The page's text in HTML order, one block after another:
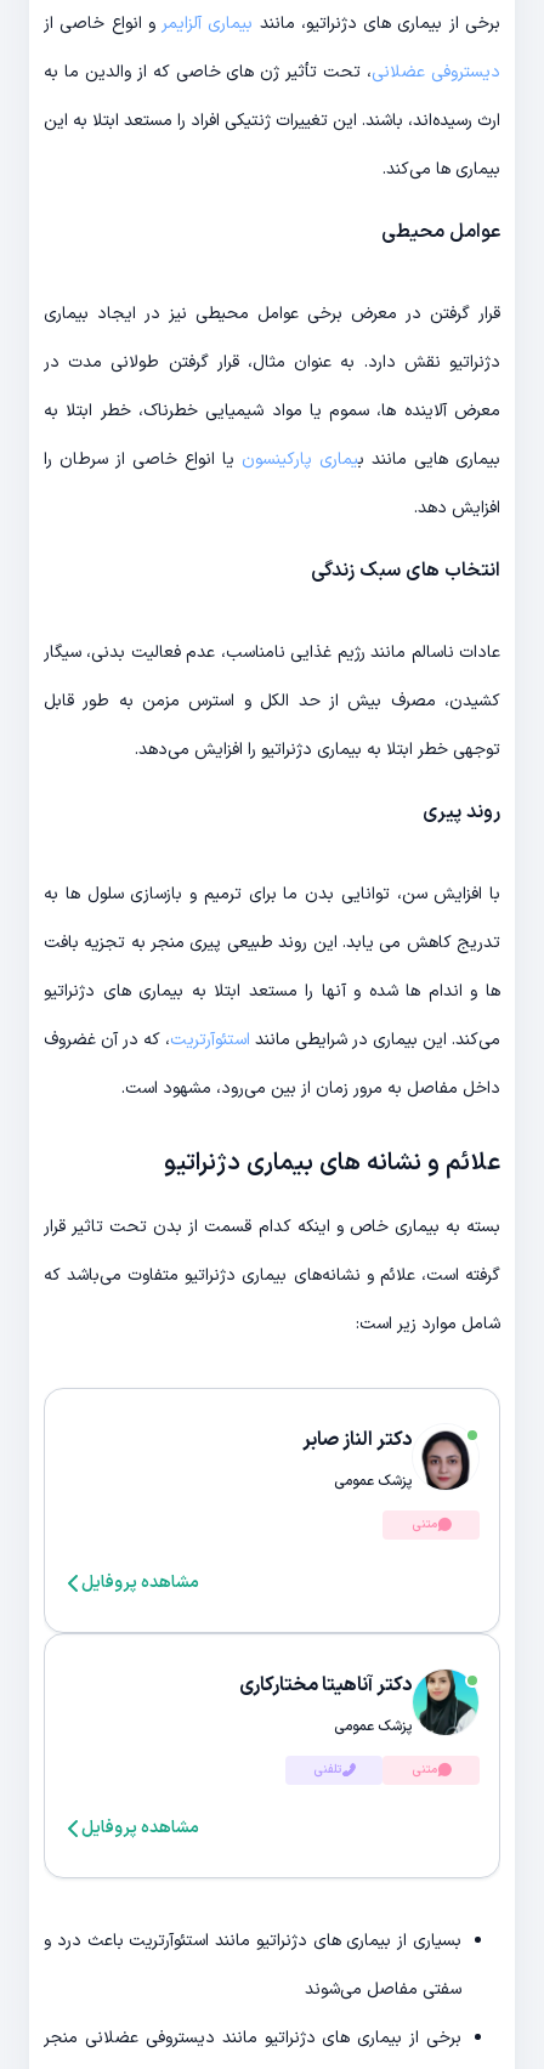
برخی از بیماری های دژنراتیو، مانند بیماری آلزایمر و انواع خاصی از
دیستروفی عضلانی، تحت تأثیر ژن های خاصی که از والدین ما به
ارث رسیده‌اند، باشند. این تغییرات ژنتیکی افراد را مستعد ابتلا به این
بیماری ها می‌کند.
عوامل محیطی
قرار گرفتن در معرض برخی عوامل محیطی نیز در ایجاد بیماری
دژنراتیو نقش دارد. به عنوان مثال، قرار گرفتن طولانی مدت در
معرض آلاینده ها، سموم یا مواد شیمیایی خطرناک، خطر ابتلا به
بیماری هایی مانند بیماری پارکینسون یا انواع خاصی از سرطان را
افزایش دهد.
انتخاب های سبک زندگی
عادات ناسالم مانند رژیم غذایی نامناسب، عدم فعالیت بدنی، سیگار
کشیدن، مصرف بیش از حد الکل و استرس مزمن به طور قابل
توجهی خطر ابتلا به بیماری دژنراتیو را افزایش می‌دهد.
روند پیری
با افزایش سن، توانایی بدن ما برای ترمیم و بازسازی سلول ها به
تدریج کاهش می یابد. این روند طبیعی پیری منجر به تجزیه بافت
ها و اندام ها شده و آنها را مستعد ابتلا به بیماری های دژنراتیو
می‌کند. این بیماری در شرایطی مانند استئوآرتریت، که در آن غضروف
داخل مفاصل به مرور زمان از بین می‌رود، مشهود است.
علائم و نشانه های بیماری دژنراتیو
بسته به بیماری خاص و اینکه کدام قسمت از بدن تحت تاثیر قرار
گرفته است، علائم و نشانه‌های بیماری دژنراتیو متفاوت می‌باشد که
شامل موارد زیر است:
دکتر الناز صابر
پزشک عمومی
متنی
مشاهده پروفایل
دکتر آناهیتا مختارکاری
پزشک عمومی
متنی تلفنی
مشاهده پروفایل
بسیاری از بیماری های دژنراتیو مانند استئوآرتریت باعث درد و
سفتی مفاصل می‌شوند
برخی از بیماری های دژنراتیو مانند دیستروفی عضلانی منجر